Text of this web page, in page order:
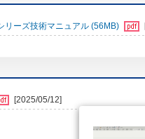
リーズ技術マニュアル (56MB)
[2025/05/12]